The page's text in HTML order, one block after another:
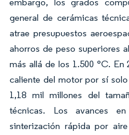
general de cerámicas
atrae presupuestos
ahorros de peso superiores
más allá de los 1.500 °C.
caliente del motor por sí
1,18 mil millones del
técnicas. Los avances
sinterización rápida por